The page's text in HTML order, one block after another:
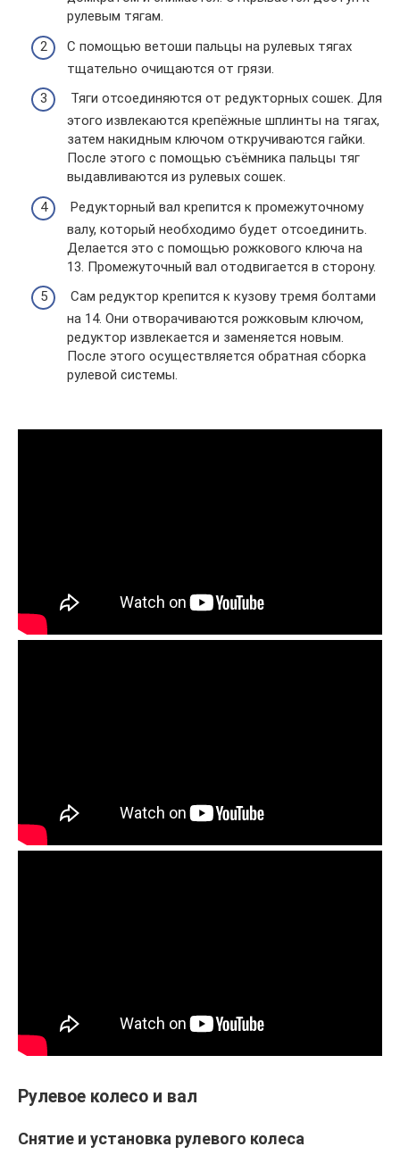
рулевым тягам.
С помощью ветоши пальцы на рулевых тягах
тщательно очищаются от грязи.
Тяги отсоединяются от редукторных сошек. Для
этого извлекаются крепёжные шплинты на тягах,
затем накидным ключом откручиваются гайки.
После этого с помощью съёмника пальцы тяг
выдавливаются из рулевых сошек.
Редукторный вал крепится к промежуточному
валу, который необходимо будет отсоединить.
Делается это с помощью рожкового ключа на
13. Промежуточный вал отодвигается в сторону.
Сам редуктор крепится к кузову тремя болтами
на 14. Они отворачиваются рожковым ключом,
редуктор извлекается и заменяется новым.
После этого осуществляется обратная сборка
рулевой системы.
Рулевое колесо и вал
Снятие и установка рулевого колеса